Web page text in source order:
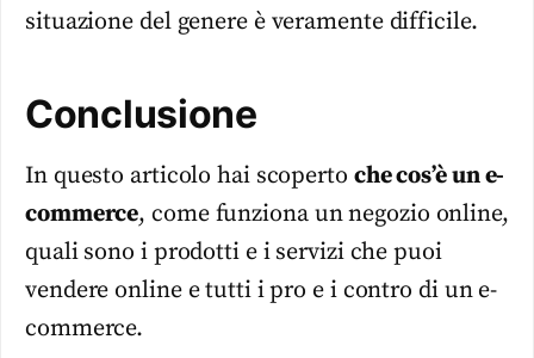
situazione del genere è veramente difficile.
Conclusione
In questo articolo hai scoperto che cos’è un e-
commerce, come funziona un negozio online,
quali sono i prodotti e i servizi che puoi
vendere online e tutti i pro e i contro di un e-
commerce.